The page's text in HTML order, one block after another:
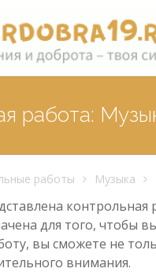
работа:
работы Музыка
контрольная
для того, чтобы
вы сможете не
внимания.